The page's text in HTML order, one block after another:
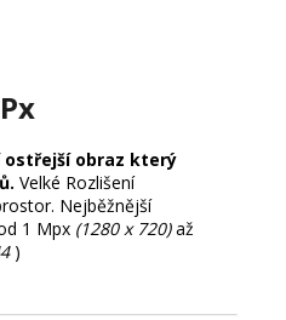
ostřejší obraz který
Velké Rozlišení
Nejběžnější
1 Mpx (1280 x 720)až
)